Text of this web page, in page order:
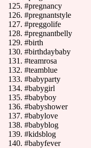
#pregnancy
#pregnantstyle
#preggolife
#pregnantbelly
#birth
#birthdaybaby
#teamrosa
#teamblue
#babyparty
#babygirl
#babyboy
#babyshower
#babylove
#babyblog
#kidsblog
#babyfever